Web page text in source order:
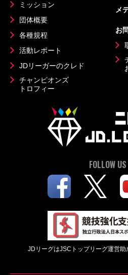
ミッション
団体概要
各種規程
活動レポート
JDリーガーのクレド
チャンピオンズ
トロフィー
メ
お
FOLLOW
JDリーグはJSCトップリーグ運営